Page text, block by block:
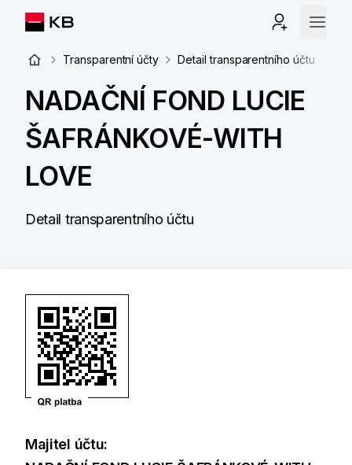
Transparentní účty Detail transparentního účtu
NADAČNÍ FOND LUCIE
ŠAFRÁNKOVÉ-WITH
LOVE
Detail transparentního účtu
Majitel účtu: